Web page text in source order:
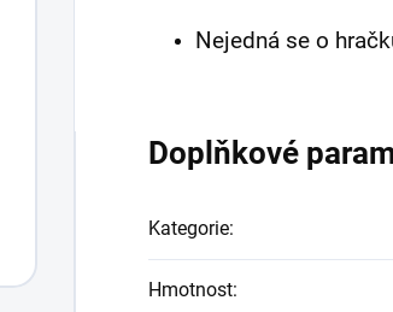
Nejedná se o
Doplňkové
Kategorie:
Hmotnost: